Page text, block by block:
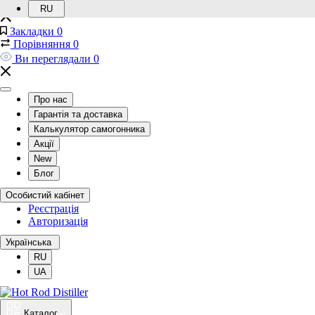
Закладки 0
Порівняння 0
Ви переглядали 0
Про нас
Гарантія та доставка
Калькулятор самогонника
Акції
New
Блог
Особистий кабінет
Реєстрація
Авторизація
Українська
RU
UA
RU